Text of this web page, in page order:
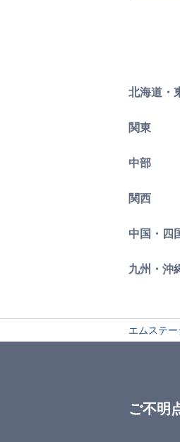
北海道・
関東
中部
関西
中国・四
九州・沖
エムステ
ご不明